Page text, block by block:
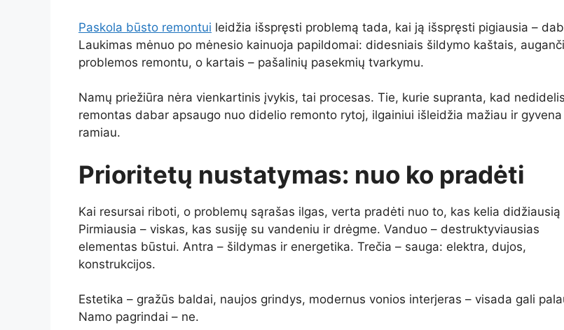
Paskola būsto remontui leidžia išspręsti problemą tada, kai ją išspręsti pigiausia –
Laukimas mėnuo po mėnesio kainuoja papildomai: didesniais šildymo kaštais,
problemos remontu, o kartais – pašalinių pasekmių tvarkymu.
Namų priežiūra nėra vienkartinis įvykis, tai procesas. Tie, kurie supranta, kad nedidelis
remontas dabar apsaugo nuo didelio remonto rytoj, ilgainiui išleidžia mažiau ir gyvena
ramiau.
Prioritetų nustatymas: nuo ko pradėti
Kai resursai riboti, o problemų sąrašas ilgas, verta pradėti nuo to, kas kelia didžiausią
Pirmiausia – viskas, kas susiję su vandeniu ir drėgme. Vanduo – destruktyviausias
elementas būstui. Antra – šildymas ir energetika. Trečia – sauga: elektra, dujos,
konstrukcijos.
Estetika – gražūs baldai, naujos grindys, modernus vonios interjeras – visada gali
Namo pagrindai – ne.